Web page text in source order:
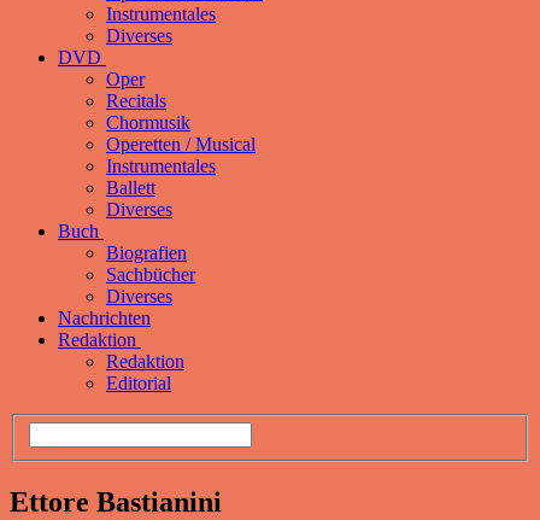
Instrumentales
Diverses
DVD
Oper
Recitals
Chormusik
Operetten / Musical
Instrumentales
Ballett
Diverses
Buch
Biografien
Sachbücher
Diverses
Nachrichten
Redaktion
Redaktion
Editorial
Ettore Bastianini